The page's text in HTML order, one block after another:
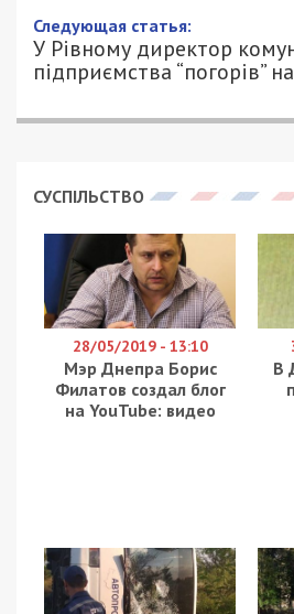
Следующая статья:
У Рівному директор
підприємства “погорів”
СУСПІЛЬСТВО
28/05/2019 - 13:10
Мэр Днепра Борис
Филатов создал блог
на YouTube: видео
В